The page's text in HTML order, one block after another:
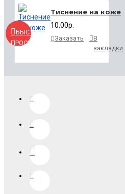
БЫСТРЫЙ
ПРОСМОТР
Тиснение на коже
10.00р.
Заказать
В
закладки